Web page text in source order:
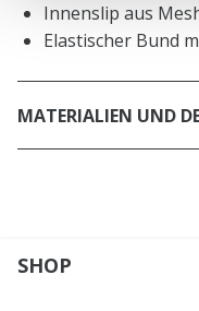
Innenslip aus
Elastischer Bund
MATERIALIEN UND
SHOP